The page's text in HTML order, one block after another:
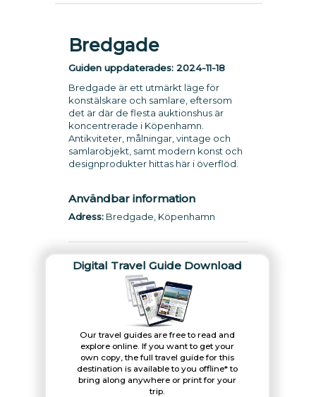
Bredgade
Guiden uppdaterades: 2024-11-18
Bredgade är ett utmärkt läge för
konstälskare och samlare, eftersom
det är där de flesta auktionshus är
koncentrerade i Köpenhamn.
Antikviteter, målningar, vintage och
samlarobjekt, samt modern konst och
designprodukter hittas här i överflöd.
Användbar information
Adress:Bredgade, Köpenhamn
Digital Travel Guide Download
Our travel guides are free to read and
explore online. If you want to get your
own copy, the full travel guide for this
destination is available to you offline* to
bring along anywhere or print for your
trip.​